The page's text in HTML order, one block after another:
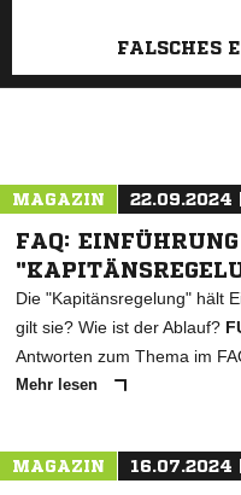
FALSCHES
MAGAZIN 22.09.2024
FAQ: EINFÜHRUNG
Die "Kapitänsregelung" hält
gilt sie? Wie ist der Ablauf?
Antworten zum Thema im
Mehr lesen
MAGAZIN 16.07.2024